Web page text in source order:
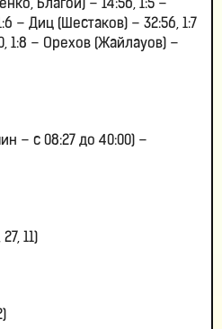
Благой) – 14:56, 1:5 –
– Диц (Шестаков) – 32:56, 1:7
1:8 – Орехов (Жайлауов) –
– с 08:27 до 40:00) –
11)